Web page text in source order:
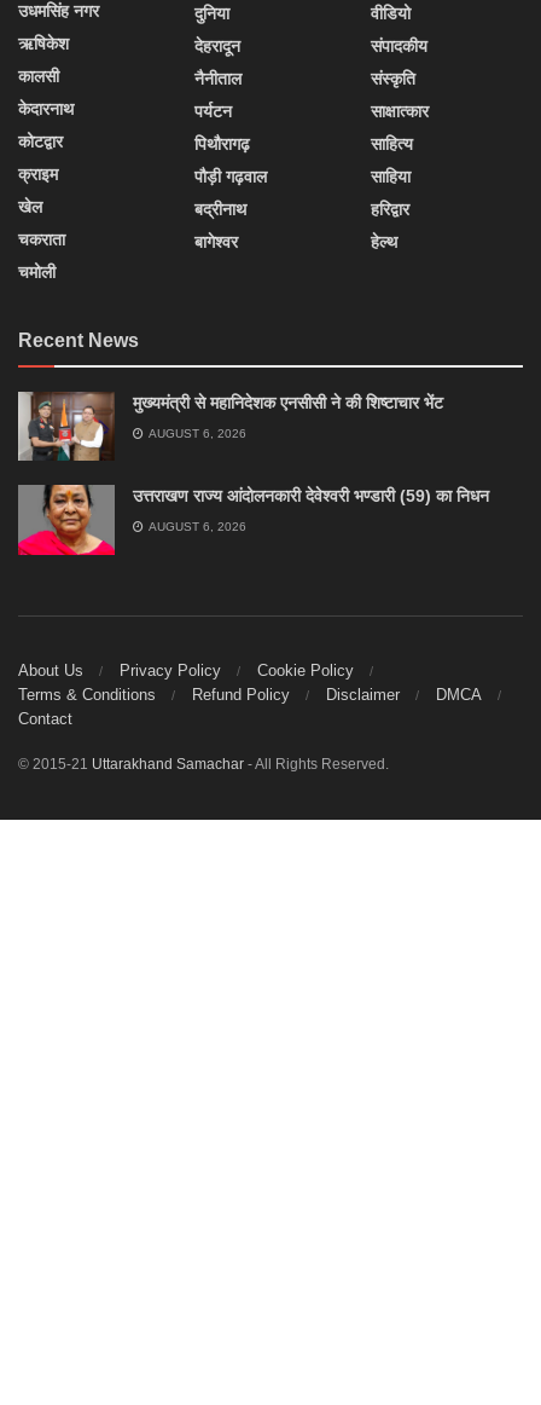
उधमसिंह नगर
ऋषिकेश
कालसी
केदारनाथ
कोटद्वार
क्राइम
खेल
चकराता
चमोली
दुनिया
देहरादून
नैनीताल
पर्यटन
पिथौरागढ़
पौड़ी गढ़वाल
बद्रीनाथ
बागेश्वर
वीडियो
संपादकीय
संस्कृति
साक्षात्कार
साहित्य
साहिया
हरिद्वार
हेल्थ
Recent News
मुख्यमंत्री से महानिदेशक एनसीसी ने की शिष्टाचार भेंट
AUGUST 6, 2026
उत्तराखण राज्य आंदोलनकारी देवेश्वरी भण्डारी (59) का निधन
AUGUST 6, 2026
About Us Privacy Policy
Cookie Policy
Terms & Conditions
Refund Policy Disclaimer
DMCA
Contact
© 2015-21 Uttarakhand Samachar - All Rights Reserved.